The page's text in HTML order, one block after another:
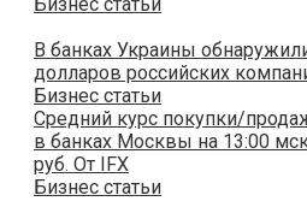
В банках Украины
долларов российских
Бизнес статьи
Cредний курс покупки/
в банках Москвы на 13:00
руб. От IFX
Бизнес статьи